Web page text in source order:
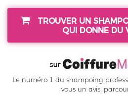
a
s
t
a
s
e
TROUVER UN
QUI DONNE DU
Le numéro 1 du shampoing
vous un avis,